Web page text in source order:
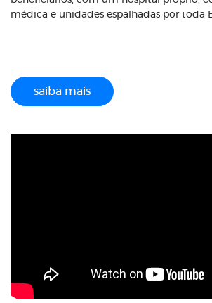
médica e unidades espalhadas por toda
saiba mais